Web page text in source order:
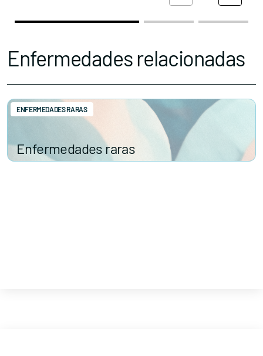
Enfermedades relacionadas
Enfermedades raras
ENFERMEDADES RARAS